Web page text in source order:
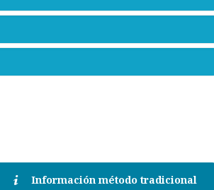
Información método tradicional